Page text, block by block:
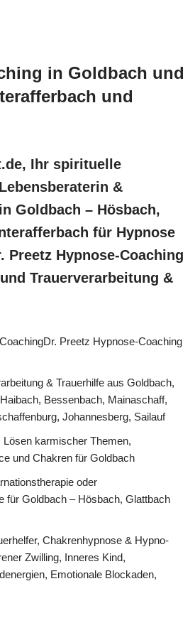
in Goldbach und
und
Ihr spirituelle
&
Goldbach – Hösbach,
für Hypnose
Preetz Hypnose-Coaching
Trauerverarbeitung &
Preetz Hypnose-Coaching
& Trauerhilfe aus Goldbach,
Bessenbach, Mainaschaff,
Johannesberg, Sailauf
Lösen karmischer Themen,
und Chakren für Goldbach
oder
für Goldbach – Hösbach, Glattbach
Chakrenhypnose & Hypno-
Zwilling, Inneres Kind,
Emotionale Blockaden,